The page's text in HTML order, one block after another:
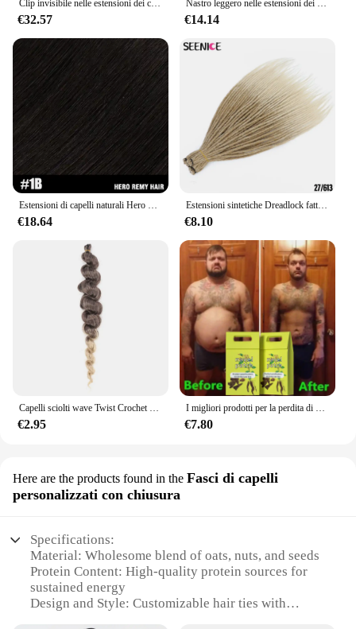
€32.57 €14.14
Estensioni di capelli naturali Hero Remy 100% ciocche lisce di capelli grezzi per treccine, salone DIY cheratina V luce capelli
€18.64
Estensioni sintetiche Dreadlock fatte a mano intrecciare i capelli naturali all'uncinetto per donne e uomini Afro Ombre nero marrone SEENICE
€8.10
Capelli sciolti wave Twist Crochet capelli treccia sintetica naturale riccioli Ombre intrecciare i capelli estensioni dei capelli
€2.95
I migliori prodotti per la perdita di peso per donne e uomini Bruciagrassi naturale al 100% Riducono l'obesità Bellezza Salute Dimagrimento rapido Perdere peso
€7.80
Here are the products found in the Fasci di capelli
personalizzati con chiusura
Specifications:
Material: Wholesome blend of oats, nuts, and seeds
Protein Content: High-quality protein sources for
sustained energy
Design and Style: Customizable hair ties with